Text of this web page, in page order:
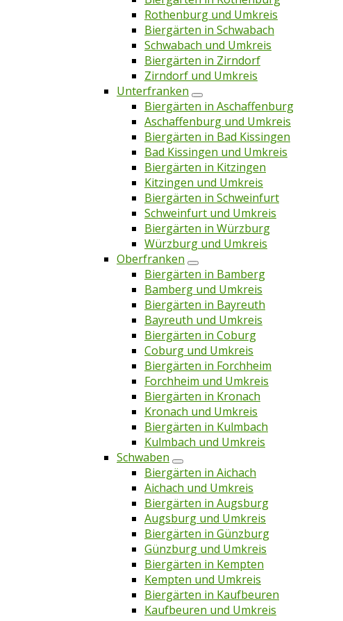
Rothenburg und Umkreis
Biergärten in Schwabach
Schwabach und Umkreis
Biergärten in Zirndorf
Zirndorf und Umkreis
Unterfranken
Biergärten in Aschaffenburg
Aschaffenburg und Umkreis
Biergärten in Bad Kissingen
Bad Kissingen und Umkreis
Biergärten in Kitzingen
Kitzingen und Umkreis
Biergärten in Schweinfurt
Schweinfurt und Umkreis
Biergärten in Würzburg
Würzburg und Umkreis
Oberfranken
Biergärten in Bamberg
Bamberg und Umkreis
Biergärten in Bayreuth
Bayreuth und Umkreis
Biergärten in Coburg
Coburg und Umkreis
Biergärten in Forchheim
Forchheim und Umkreis
Biergärten in Kronach
Kronach und Umkreis
Biergärten in Kulmbach
Kulmbach und Umkreis
Schwaben
Biergärten in Aichach
Aichach und Umkreis
Biergärten in Augsburg
Augsburg und Umkreis
Biergärten in Günzburg
Günzburg und Umkreis
Biergärten in Kempten
Kempten und Umkreis
Biergärten in Kaufbeuren
Kaufbeuren und Umkreis